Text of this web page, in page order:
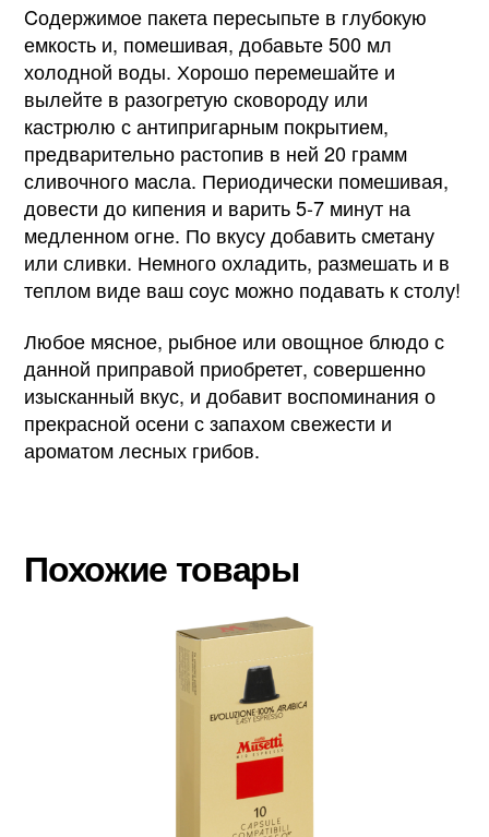
Cодержимое пакета пересыпьте в глубокую
емкость и, помешивая, добавьте 500 мл
холодной воды. Хорошо перемешайте и
вылейте в разогретую сковороду или
кастрюлю с антипригарным покрытием,
предварительно растопив в ней 20 грамм
сливочного масла. Периодически помешивая,
довести до кипения и варить 5-7 минут на
медленном огне. По вкусу добавить сметану
или сливки. Немного охладить, размешать и в
теплом виде ваш соус можно подавать к столу!
Любое мясное, рыбное или овощное блюдо с
данной приправой приобретет, совершенно
изысканный вкус, и добавит воспоминания о
прекрасной осени с запахом свежести и
ароматом лесных грибов.
Похожие товары